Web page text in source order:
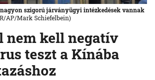
nem kell negatív
teszt a Kínába
szigorú járványügyi intézkedések vannak
AP/Mark Schiefelbein)